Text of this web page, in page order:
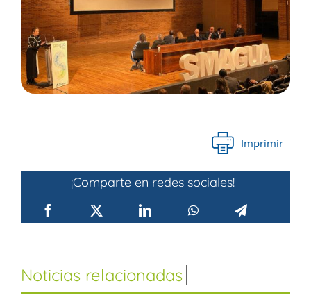
Imprimir
¡Comparte en redes sociales!